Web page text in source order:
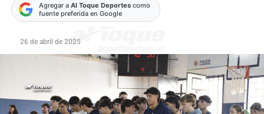
Agregar a Al Toque Deportescomo
fuente preferida en Google
26 de abril de 2025